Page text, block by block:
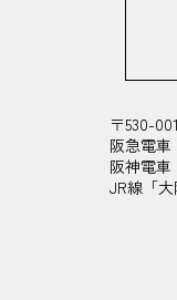
〒530-
阪急電車
阪神電車
JR線「